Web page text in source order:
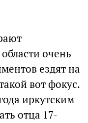
очень
ездят на
вот фокус.
иркутским
отца 17-